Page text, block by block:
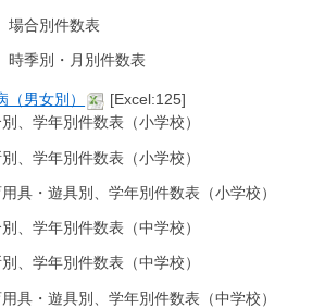
合別件数表
季別・月別件数表
男女別）
[Excel:125]
、学年別件数表（小学校）
、学年別件数表（小学校）
具・遊具別、学年別件数表（小学校）
、学年別件数表（中学校）
、学年別件数表（中学校）
具・遊具別、学年別件数表（中学校）